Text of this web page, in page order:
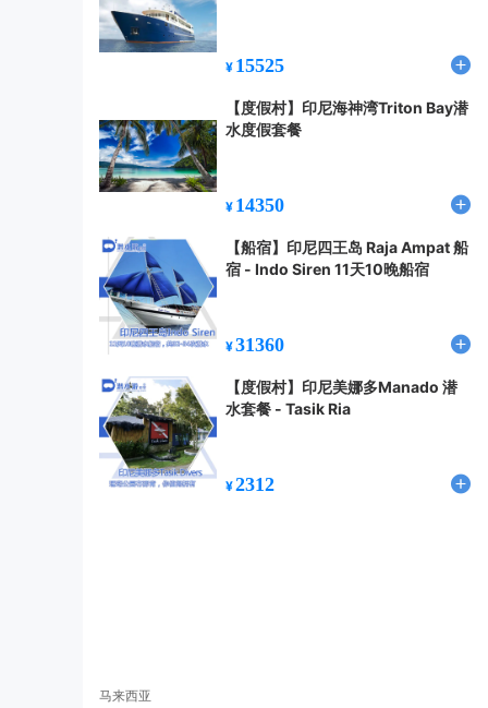
¥ 15525
【度假村】印尼海神湾Triton Bay潜
水度假套餐
¥ 14350
【船宿】印尼四王岛 Raja Ampat 船
宿 - Indo Siren 11天10晚船宿
¥31360
【度假村】印尼美娜多Manado 潜
水套餐 - Tasik Ria
¥2312
马来西亚